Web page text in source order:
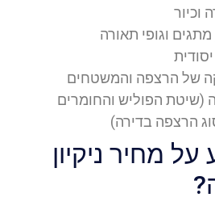
וכיור
מתגים וגופי תאורה
של הרצפה והמשטחים
(שיטת הפוליש והחומרים
הרצפה בדירה)
מחיר ניקיון